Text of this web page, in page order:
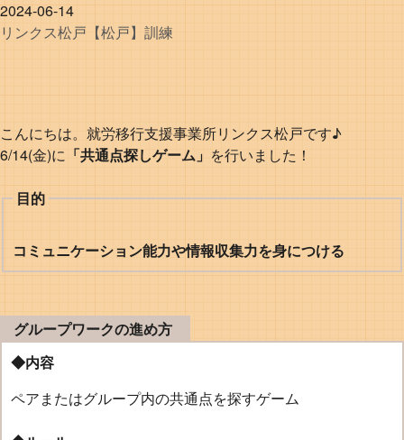
2024-06-14
リンクス松戸 【松戸】訓練
こんにちは。就労移行支援事業所リンクス松戸です♪
6/14(金)に 「共通点探しゲーム」 を行いました！
目的
コミュニケーション能力や情報収集力を身につける
グループワークの進め方
◆内容
ペアまたはグループ内の共通点を探すゲーム